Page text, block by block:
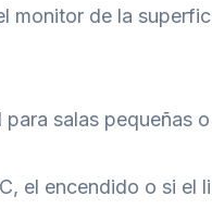
monitor de la
salas pequeñas
el encendido o si el